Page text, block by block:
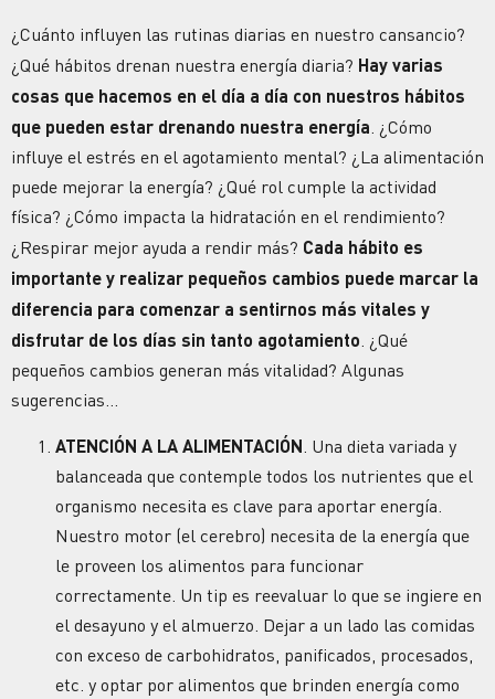
¿Cuánto influyen las rutinas diarias en nuestro cansancio?
¿Qué hábitos drenan nuestra energía diaria? Hay varias
cosas que hacemos en el día a día con nuestros hábitos
que pueden estar drenando nuestra energía ¿Cómo
influye el estrés en el agotamiento mental? ¿La alimentación
puede mejorar la energía? ¿Qué rol cumple la actividad
física? ¿Cómo impacta la hidratación en el rendimiento?
¿Respirar mejor ayuda a rendir más? Cada hábito es
importante y realizar pequeños cambios puede marcar la
diferencia para comenzar a sentirnos más vitales y
disfrutar de los días sin tanto agotamiento ¿Qué
pequeños cambios generan más vitalidad? Algunas
sugerencias…
ATENCIÓN A LA ALIMENTACIÓN . Una dieta variada y
balanceada que contemple todos los nutrientes que el
organismo necesita es clave para aportar energía
Nuestro motor (el cerebro) necesita de la energía que
le proveen los alimentos para funcionar
correctamente. Un tip es reevaluar lo que se ingiere en
el desayuno y el almuerzo. Dejar a un lado las comidas
con exceso de carbohidratos, panificados, procesados,
etc. y optar por alimentos que brinden energía como